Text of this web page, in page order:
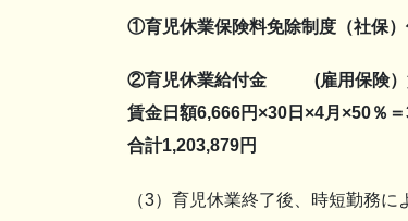
①育児休業保険料免除制度 （社保
②育児休業給付金 (雇用保険）賃
賃金日額6,666円×30日×4月×50％＝
合計1,203,879円
（3）育児休業終了後、時短勤務